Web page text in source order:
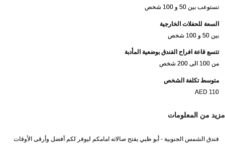
تستوعب بين 50 و 100 شخص
السعة للحفلات الخارجية
بين 50 و 100 شخص
تتسع قاعة افراح الفندق بوضعية المأدبة
من 100 الى 200 شخص
متوسط تكلفة الشخص
AED 110
مزيد من المعلومات
فندق الشمس الجنوبية - أبو ظبي يفتح صالاته امامكم ليوفر لكم أفضل وأرقى الأوقات